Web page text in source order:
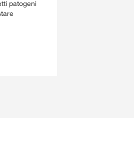
patogeni